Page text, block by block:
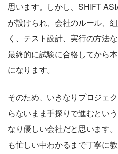
思います。しかし、SHIFT
が設けられ、会社のルール、
く、テスト設計、実行の方法
最終的に試験に合格してから
になります。
そのため、いきなりプロジェ
らないまま手探りで進むとい
なり優しい会社だと思います
も忙しい中わかるまで丁寧に